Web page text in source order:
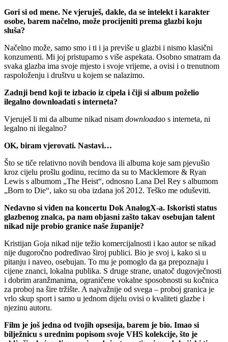
Gori si od mene. Ne vjeruješ, dakle, da se intelekt i karakter
osobe, barem načelno, može procijeniti prema glazbi koju
sluša?
Načelno može, samo smo i ti i ja previše u glazbi i nismo klasični
konzumenti. Mi joj pristupamo s više aspekata. Osobno smatram da
svaka glazba ima svoje mjesto i svoje vrijeme, a ovisi i o trenutnom
raspoloženju i društvu u kojem se nalazimo.
Zadnji bend koji te izbacio iz cipela i čiji si album poželio
ilegalno downloadati s interneta?
Vjeruješ li mi da albume nikad nisam downloadao s interneta, ni
legalno ni ilegalno?
OK, biram vjerovati. Nastavi…
Što se tiče relativno novih bendova ili albuma koje sam pjevušio
kroz cijelu prošlu godinu, recimo da su to Macklemore & Ryan
Lewis s albumom „The Heist“, odnosno Lana Del Rey s albumom
„Born to Die“, iako su oba izdana još 2012. Teško me oduševiti.
Nedavno si viđen na koncertu Dok AnalogX-a. Iskoristi status
glazbenog znalca, pa nam objasni zašto takav osebujan talent
nikad nije probio granice naše županije?
Kristijan Goja nikad nije težio komercijalnosti i kao autor se nikad
nije dugoročno podređivao široj publici. Bio je svoj i, kako si u
pitanju i naveo, osebujan. To mu je pomoglo da ga prepoznaju i
cijene znanci, lokalna publika. S druge strane, unatoč dugovječnosti
i dobrim aranžmanima, ograničene vokalne sposobnosti su kočnica
za proboj na šire tržište. A najvažnije od svega – proboj granica je
vrlo skup sport i samo u jednom dijelu ovisi o kvaliteti glazbe i
njezinu autoru.
Film je još jedna od tvojih opsesija, barem je bio. Imao si
bilježnicu s urednim popisom svoje VHS kolekcije, što je